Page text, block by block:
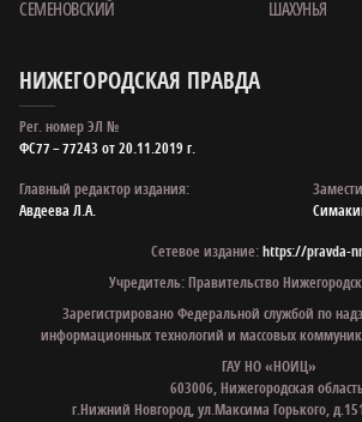
СЕМЕНОВСКИЙ
ШАХУНЬЯ
НИЖЕГОРОДСКАЯ ПРАВДА
Рег. номер ЭЛ №
ФС77 – 77243 от 20.11.2019 г.
Главный редактор издания:
Авдеева Л.А.
Сетевое издание:https://pravda-
Учредитель: Правительство
Зарегистрировано Федеральной службой по
информационных технологий и массовых
ГАУ НО «НОИЦ»
603006, Нижегородская
г.Нижний Новгород, ул.Максима Горького,